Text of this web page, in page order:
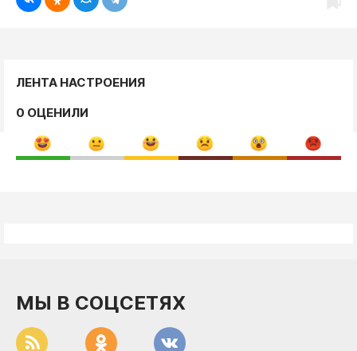
ЛЕНТА НАСТРОЕНИЯ
0 ОЦЕНИЛИ
МЫ В СОЦСЕТЯХ